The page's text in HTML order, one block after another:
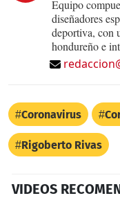
Equipo
diseñadores
deportiva, con
hondureño e
Coronavirus
Rigoberto Rivas
VIDEOS